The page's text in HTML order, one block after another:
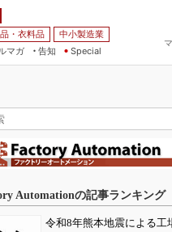
・衣料品
中小製造業
マガ
告知 Special
Automationの記事ランキング
令和8年熊本地震による工